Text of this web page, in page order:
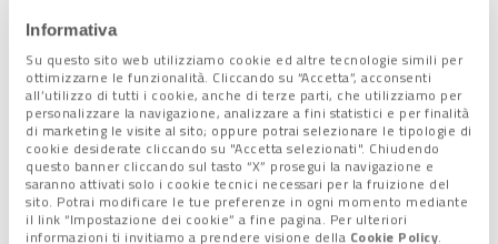
Informativa
Su questo sito web utilizziamo cookie ed altre tecnologie simili per
ottimizzarne le funzionalità. Cliccando su “Accetta”, acconsenti
all’utilizzo di tutti i cookie, anche di terze parti, che utilizziamo per
personalizzare la navigazione, analizzare a fini statistici e per finalità
di marketing le visite al sito; oppure potrai selezionare le tipologie di
cookie desiderate cliccando su "Accetta selezionati". Chiudendo
questo banner cliccando sul tasto “X” prosegui la navigazione e
saranno attivati solo i cookie tecnici necessari per la fruizione del
sito. Potrai modificare le tue preferenze in ogni momento mediante
il link “Impostazione dei cookie” a fine pagina. Per ulteriori
informazioni ti invitiamo a prendere visione della Cookie Policy.
Reyerini… fin da
baby
18 Agosto 2017
Il basket si impara